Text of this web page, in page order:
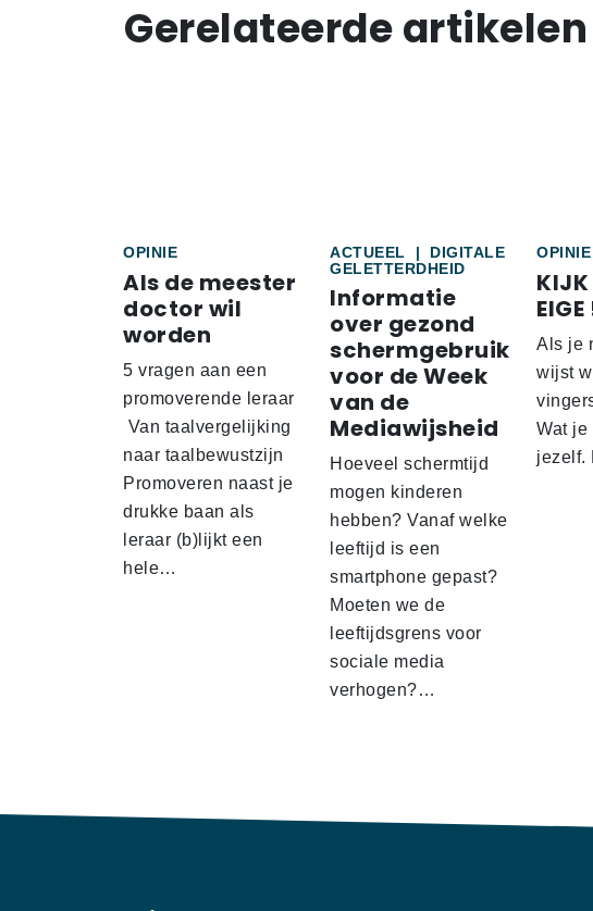
Gerelateerde artikelen
OPINIE
Als de meester
doctor wil
worden
5 vragen aan een
promoverende leraar
Van taalvergelijking
naar taalbewustzijn
Promoveren naast je
drukke baan als
leraar (b)lijkt een
hele…
ACTUEEL |
DIGITALE
GELETTERDHEID
Informatie
over gezond
schermgebruik
voor de Week
van de
Mediawijsheid
Hoeveel schermtijd
mogen kinderen
hebben? Vanaf welke
leeftijd is een
smartphone gepast?
Moeten we de
leeftijdsgrens voor
sociale media
verhogen?…
OPINIE
KIJK
EIGE
Als je
wijst
Wat je
jezelf.